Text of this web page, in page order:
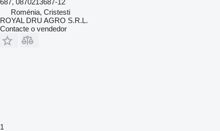
687, 0870213687-12
Roménia, Cristesti
ROYAL DRU AGRO S.R.L.
Contacte o vendedor
1